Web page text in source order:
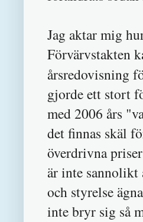
Jag aktar mig
Förvärvstakten
årsredovisning
gjorde ett stort
med 2006 års
det finnas skäl
överdrivna
är inte
och styrelse
inte bryr sig så